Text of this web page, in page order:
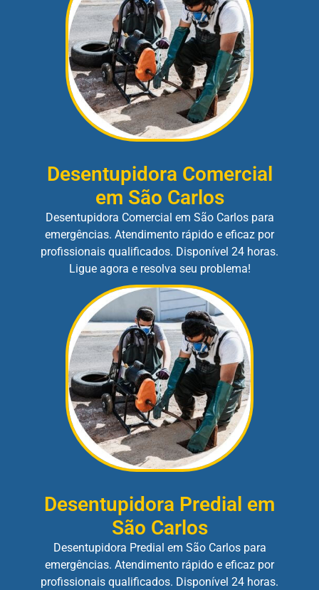
Desentupidora Comercial
em São Carlos
Desentupidora Comercial em São Carlos para
emergências. Atendimento rápido e eficaz por
profissionais qualificados. Disponível 24 horas.
Ligue agora e resolva seu problema!
Desentupidora Predial em
São Carlos
Desentupidora Predial em São Carlos para
emergências. Atendimento rápido e eficaz por
profissionais qualificados. Disponível 24 horas.